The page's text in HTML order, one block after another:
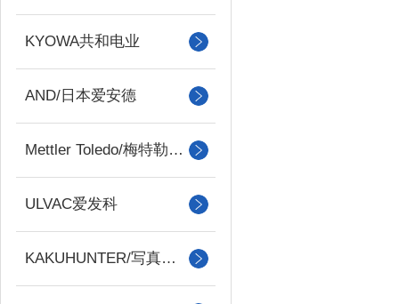
KYOWA共和电业
AND/日本爱安德
Mettler Toledo/梅特勒托利多
ULVAC爱发科
KAKUHUNTER/写真化学